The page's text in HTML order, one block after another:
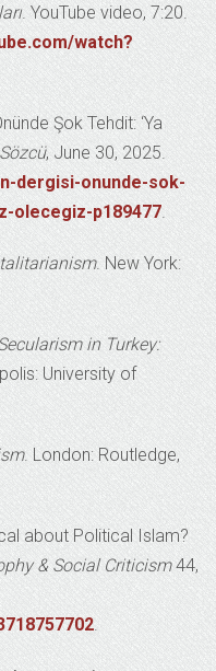
. YouTube video, 7:20.
watch?
Şok Tehdit: ‘Ya
Sözcü, June 30, 2025.
dergisi-onunde-sok-
olecegiz-p189477.
. New York:
in Turkey:
University of
. London: Routledge,
about Political Islam?
& Social Criticism44,
.